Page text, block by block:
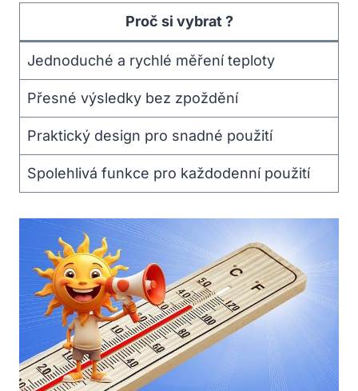
Proč si vybrat ?
Jednoduché a rychlé měření teploty
Přesné výsledky bez zpoždění
Praktický design pro snadné použití
Spolehlivá funkce pro každodenní použití